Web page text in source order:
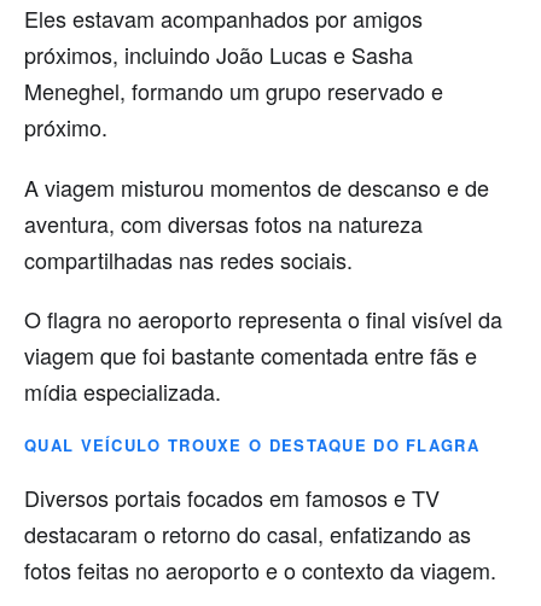
Eles estavam acompanhados por amigos
próximos, incluindo João Lucas e Sasha
Meneghel, formando um grupo reservado e
próximo.
A viagem misturou momentos de descanso e de
aventura, com diversas fotos na natureza
compartilhadas nas redes sociais.
O flagra no aeroporto representa o final visível da
viagem que foi bastante comentada entre fãs e
mídia especializada.
QUAL VEÍCULO TROUXE O DESTAQUE DO FLAGRA
Diversos portais focados em famosos e TV
destacaram o retorno do casal, enfatizando as
fotos feitas no aeroporto e o contexto da viagem.